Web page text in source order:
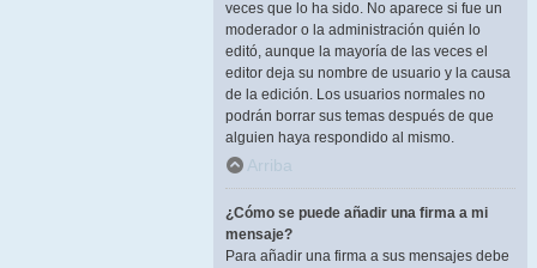
veces que lo ha sido. No aparece si fue un
moderador o la administración quién lo
editó, aunque la mayoría de las veces el
editor deja su nombre de usuario y la causa
de la edición. Los usuarios normales no
podrán borrar sus temas después de que
alguien haya respondido al mismo.
Arriba
¿Cómo se puede añadir una firma a mi
mensaje?
Para añadir una firma a sus mensajes debe